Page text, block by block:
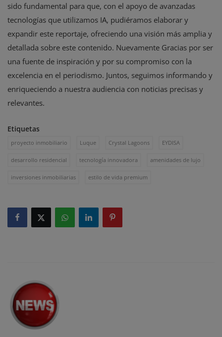
sido fundamental para que, con el apoyo de avanzadas
tecnologías que utilizamos IA, pudiéramos elaborar y
expandir este reportaje, ofreciendo una visión más amplia y
detallada sobre este contenido. Nuevamente Gracias por ser
una fuente de inspiración y por su compromiso con la
excelencia en el periodismo. Juntos, seguimos informando y
enriqueciendo a nuestra audiencia con noticias precisas y
relevantes.
Etiquetas
proyecto inmobiliario Luque Crystal Lagoons EYDISA
desarrollo residencial tecnología innovadora amenidades de lujo
inversiones inmobiliarias estilo de vida premium